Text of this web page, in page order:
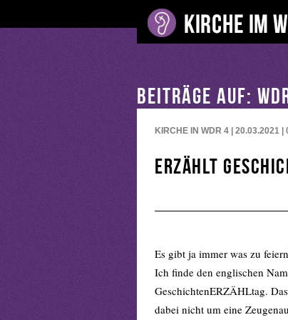
BEITRÄGE AUF:
KIRCHE IN WDR 4 | 20.03.2021 |
Erzählt
Es gibt ja immer was zu
Ich finde den englischen
GeschichtenERZÄHLtag.
dabei nicht um eine